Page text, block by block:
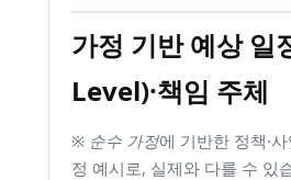
가정 기반 예상 일
Level)·책임 주체
※ 순수 가정에 기반한 정책·
정 예시로, 실제와 다를 수 있